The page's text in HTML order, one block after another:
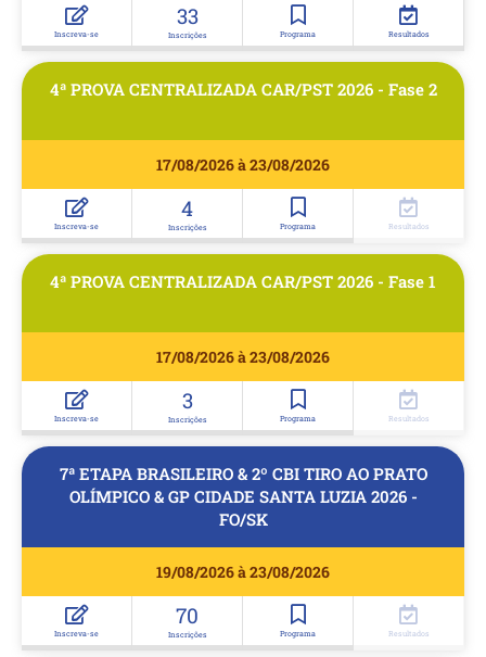
Inscreva-se
33
Inscrições Programa Resultados
4ª PROVA CENTRALIZADA CAR/PST 2026 - Fase 2
17/08/2026 à 23/08/2026
Inscreva-se
4
Inscrições Programa Resultados
4ª PROVA CENTRALIZADA CAR/PST 2026 - Fase 1
17/08/2026 à 23/08/2026
Inscreva-se
3
Inscrições Programa Resultados
7ª ETAPA BRASILEIRO & 2º CBI TIRO AO PRATO
OLÍMPICO & GP CIDADE SANTA LUZIA 2026 -
FO/SK
19/08/2026 à 23/08/2026
Inscreva-se
70
Inscrições Programa Resultados